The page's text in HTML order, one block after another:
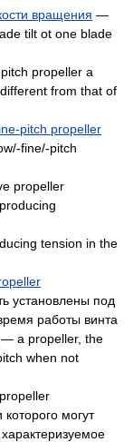
вращения —
tilt ot one blade
propeller a
from that of
pitch propeller
fine/-pitch
propeller
tension in the
установлены под
работы винта
— a propeller, the
when not
могут